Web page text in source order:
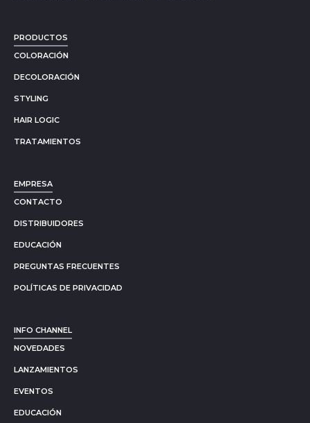
PRODUCTOS
COLORACIÓN
DECOLORACIÓN
STYLING
HAIR LOGIC
TRATAMIENTOS
EMPRESA
CONTACTO
DISTRIBUIDORES
EDUCACIÓN
PREGUNTAS FRECUENTES
POLÍTICAS DE PRIVACIDAD
INFO CHANNEL
NOVEDADES
LANZAMIENTOS
EVENTOS
EDUCACIÓN